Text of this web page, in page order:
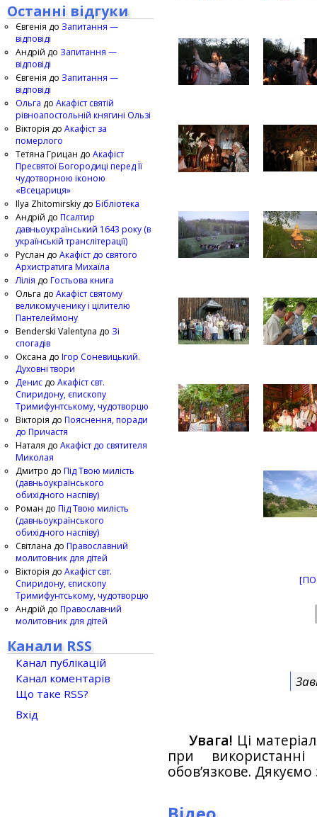
Увага! Ці
при
обов’язкове.
Останні відгуки
Євгенія до Запитання —
відповіді
Андрій до Запитання —
відповіді
Євгенія до Запитання —
відповіді
Ольга до Акафіст святій
рівноапостольній княгині Ользі
Вікторія до Акафіст за
померлого
Тетяна Грицан до Акафіст
Пресвятої Богородиці перед Її
чудотворною іконою
«Всецариця»
Ilya Zhitomirskiy до Бібліотека
Андрій до Псалтир
давньоукраїнський 1643 року (в
українській транслітерації)
Руслан до Акафіст до святого
Архистратига Михаїла
Лілія до Гостьова книга
Ольга до Акафіст святому
великомученику і цілителю
Пантелеймону
Benderski Valentyna до Зі
спогадів
Оксана до Ігор Соневицький.
Духовні твори
Денис до Акафіст свт.
Спиридону, єпископу
Тримифунтському, чудотворцю
Вікторія до Пояснення, поради
до Причастя
Наталя до Акафіст до святителя
Миколая
Дмитро до Під Твою милість
(давньоукраїнського
обихідного наспіву)
Роман до Під Твою милість
(давньоукраїнського
обихідного наспіву)
Світлана до Православний
молитовник для дітей
Вікторія до Акафіст свт.
Спиридону, єпископу
Тримифунтському, чудотворцю
Андрій до Православний
молитовник для дітей
Канали RSS
Канал публікацій
Канал коментарів
Що таке RSS?
Вхід